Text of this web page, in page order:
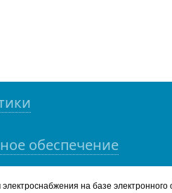
обеспечение
на базе